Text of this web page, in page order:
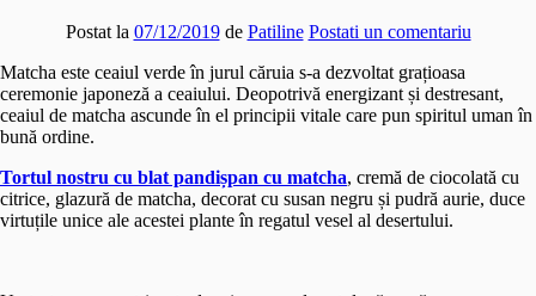
Postat la 07/12/2019 de Patiline Postati un comentariu
Matcha este ceaiul verde în jurul căruia s-a dezvoltat grațioasa
ceremonie japoneză a ceaiului. Deopotrivă energizant și destresant,
ceaiul de matcha ascunde în el principii vitale care pun spiritul uman în
bună ordine.
Tortul nostru cu blat pandișpan cu matcha, cremă de ciocolată cu
citrice, glazură de matcha, decorat cu susan negru și pudră aurie, duce
virtuțile unice ale acestei plante în regatul vesel al desertului.